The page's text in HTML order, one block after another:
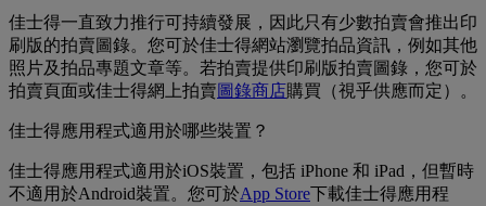
佳士得一直致力推行可持續發展，因此只有少數拍賣會推出印
刷版的拍賣圖錄。您可於佳士得網站瀏覽拍品資訊，例如其他
照片及拍品專題文章等。若拍賣提供印刷版拍賣圖錄，您可於
拍賣頁面或佳士得網上拍賣圖錄商店購買（視乎供應而定）。
佳士得應用程式適用於哪些裝置？
佳士得應用程式適用於iOS裝置，包括 iPhone 和 iPad，但暫時
不適用於Android裝置。您可於App Store下載佳士得應用程